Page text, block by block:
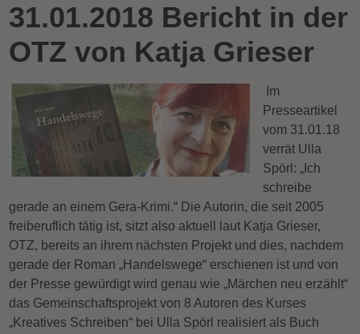
31.01.2018 Bericht in der
OTZ von Katja Grieser
Im
Presseartikel
vom 31.01.18
verrät Ulla
Spörl: „Ich
schreibe
gerade an einem Gera-Krimi.“ Die Autorin, die seit 2005
freiberuflich tätig ist, sitzt also aktuell laut Katja Grieser,
OTZ, bereits an ihrem nächsten Projekt und dies, nachdem
gerade der Roman „Handelswege“ erschienen ist und von
der Presse gewürdigt wird genau wie „Märchen neu erzählt“
das Gemeinschaftsprojekt von 8 Autoren des Kurses
„Kreatives Schreiben“ bei Ulla Spörl realisiert als Buch